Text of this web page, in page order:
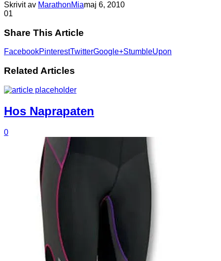
Skrivit av MarathonMiamaj 6, 2010
01
Share This Article
FacebookPinterestTwitterGoogle+StumbleUpon
Related Articles
Hos Naprapaten
0